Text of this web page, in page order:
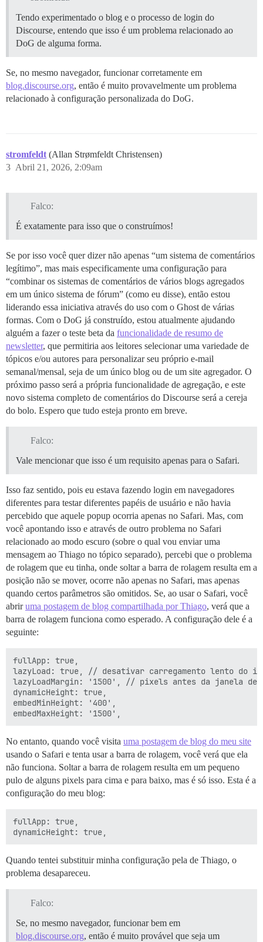
Tendo experimentado o blog e o processo de login do
Discourse, entendo que isso é um problema relacionado ao
DoG de alguma forma.
Se, no mesmo navegador, funcionar corretamente em
blog.discourse.org, então é muito provavelmente um problema
relacionado à configuração personalizada do DoG.
stromfeldt (Allan Strømfeldt Christensen)
Abril 21, 2026, 2:09am
3
Falco:
É exatamente para isso que o construímos!
Se por isso você quer dizer não apenas “um sistema de comentários
legítimo”, mas mais especificamente uma configuração para
“combinar os sistemas de comentários de vários blogs agregados
em um único sistema de fórum” (como eu disse), então estou
liderando essa iniciativa através do uso com o Ghost de várias
formas. Com o DoG já construído, estou atualmente ajudando
alguém a fazer o teste beta da funcionalidade de resumo de
newsletter, que permitiria aos leitores selecionar uma variedade de
tópicos e/ou autores para personalizar seu próprio e-mail
semanal/mensal, seja de um único blog ou de um site agregador. O
próximo passo será a própria funcionalidade de agregação, e este
novo sistema completo de comentários do Discourse será a cereja
do bolo. Espero que tudo esteja pronto em breve.
Falco:
Vale mencionar que isso é um requisito apenas para o Safari.
Isso faz sentido, pois eu estava fazendo login em navegadores
diferentes para testar diferentes papéis de usuário e não havia
percebido que aquele popup ocorria apenas no Safari. Mas, com
você apontando isso e através de outro problema no Safari
relacionado ao modo escuro (sobre o qual vou enviar uma
mensagem ao Thiago no tópico separado), percebi que o problema
de rolagem que eu tinha, onde soltar a barra de rolagem resulta em a
posição não se mover, ocorre não apenas no Safari, mas apenas
quando certos parâmetros são omitidos. Se, ao usar o Safari, você
abriruma postagem de blog compartilhada por Thiago, verá que a
barra de rolagem funciona como esperado. A configuração dele é a
seguinte:
fullApp: true,
lazyLoad: true, // desativar carregamento lento do
lazyLoadMargin: '1500', // pixels antes da janela de
dynamicHeight: true,
embedMinHeight: '400',
No entanto, quando você visita uma postagem de blog do meu site
usando o Safari e tenta usar a barra de rolagem, você verá que ela
não funciona. Soltar a barra de rolagem resulta em um pequeno
pulo de alguns pixels para cima e para baixo, mas é só isso. Esta é a
configuração do meu blog:
fullApp: true,
Quando tentei substituir minha configuração pela de Thiago, o
problema desapareceu.
Falco:
Se, no mesmo navegador, funcionar bem em
blog.discourse.org, então é muito provável que seja um